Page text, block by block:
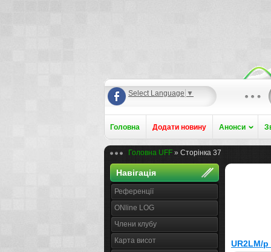
Select Language ▼
Головна Додати новину Анонси
Головна UFF » Сторінка 37
Навігація
Референції
ONline LOG
Члени клубу
Карта висот
UR2LM/p